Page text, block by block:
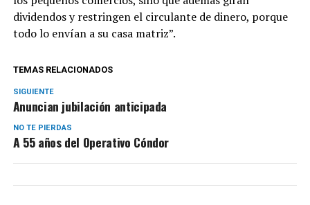
dividendos y restringen el circulante de dinero, porque
todo lo envían a su casa matriz”.
TEMAS RELACIONADOS
SIGUIENTE
Anuncian jubilación anticipada
NO TE PIERDAS
A 55 años del Operativo Cóndor